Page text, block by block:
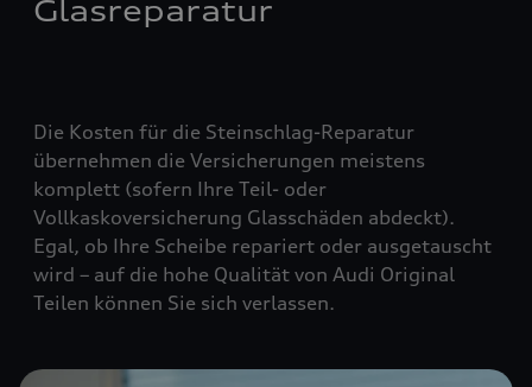
Glasreparatur
Die Kosten für die Steinschlag-Reparatur
übernehmen die Versicherungen meistens
komplett (sofern Ihre Teil- oder
Vollkaskoversicherung Glasschäden abdeckt).
Egal, ob Ihre Scheibe repariert oder ausgetauscht
wird – auf die hohe Qualität von Audi Original
Teilen können Sie sich verlassen.